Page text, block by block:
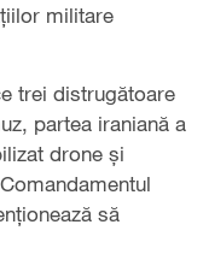
militare
trei distrugătoare
partea iraniană a
drone și
să